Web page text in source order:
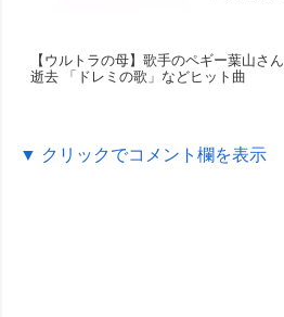
【ウルトラの母】歌手のペギー葉山さん
逝去 「ドレミの歌」などヒット曲
▼ クリックでコメント欄を表示